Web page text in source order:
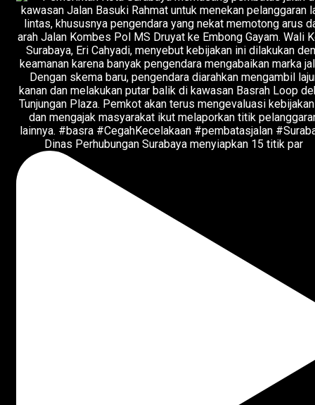
Dinas Perhubungan Surabaya menyiapkan 15 titik par